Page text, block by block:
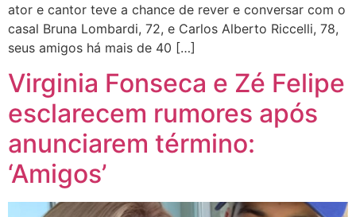
ator e cantor teve a chance de rever e conversar com o
casal Bruna Lombardi, 72, e Carlos Alberto Riccelli, 78,
seus amigos há mais de 40 […]
Virginia Fonseca e Zé Felipe
esclarecem rumores após
anunciarem término:
‘Amigos’